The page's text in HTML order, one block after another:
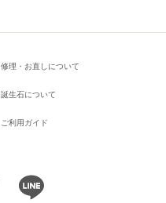
修理・お直しについて
誕生石について
ご利用ガイド